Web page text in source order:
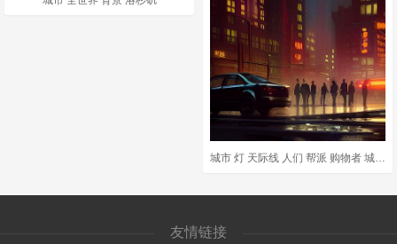
城市 灯 天际线 人们 帮派 购物者 城市的灯光 氖 视窗 车
友情链接